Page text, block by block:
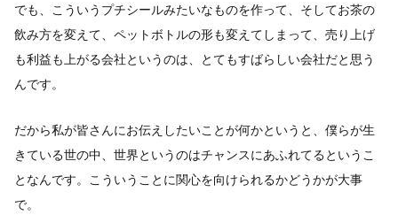
でも、こういうプチシールみたいなものを作って、そしてお茶の
飲み方を変えて、ペットボトルの形も変えてしまって、売り上げ
も利益も上がる会社というのは、とてもすばらしい会社だと思う
んです。
だから私が皆さんにお伝えしたいことが何かというと、僕らが生
きている世の中、世界というのはチャンスにあふれてるというこ
となんです。こういうことに関心を向けられるかどうかが大事
で。